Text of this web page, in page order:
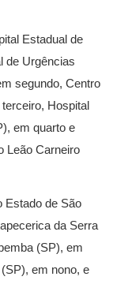
Estadual de
de Urgências
segundo, Centro
Hospital
em quarto e
Leão Carneiro
Estado de São
da Serra
(SP), em
em nono, e